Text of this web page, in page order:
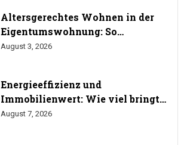
Altersgerechtes Wohnen in der
Eigentumswohnung: So
durchsetzen Sie Ihr Umbaurecht
August 3, 2026
Energieeffizienz und
Immobilienwert: Wie viel bringt
Sanierung wirklich? (Studien
August 7, 2026